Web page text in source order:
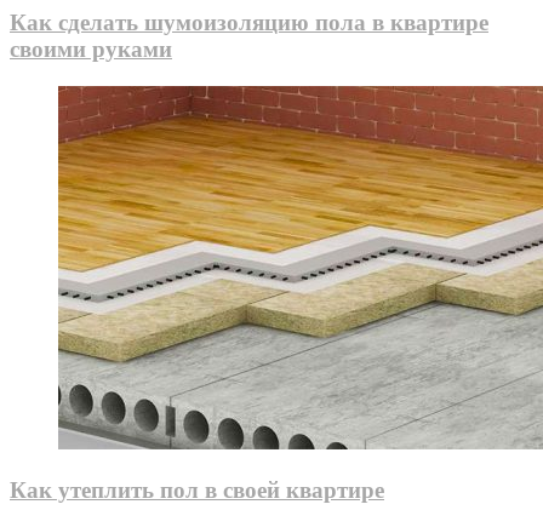
Как сделать шумоизоляцию пола в квартире
своими руками
Как утеплить пол в своей квартире